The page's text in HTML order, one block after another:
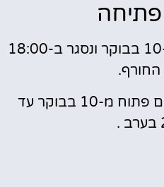
אקווריום ולנסיה נפתח ב-10 בבוקר ונסגר ב-18:00
החורף.
בחודשי הקיץ, האקווריום פתוח מ-10 בבוקר עד